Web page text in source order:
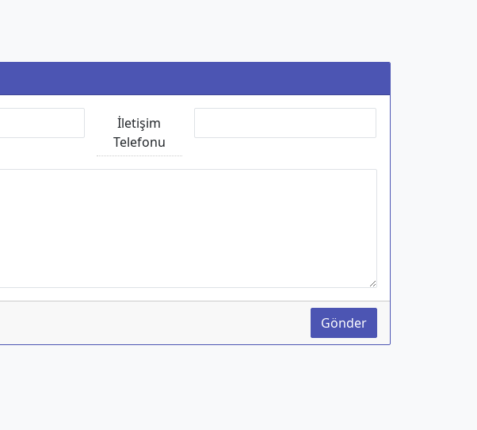
İletişim
Telefonu
Gönder